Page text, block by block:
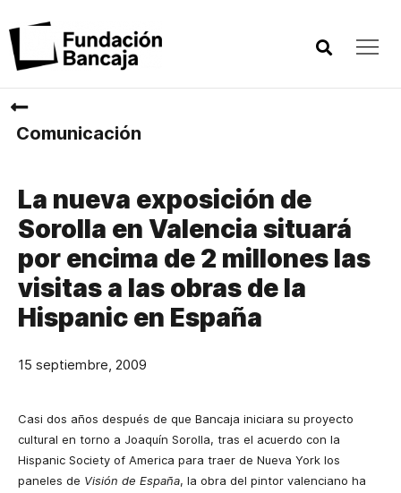
Comunicación
La nueva exposición de
Sorolla en Valencia situará
por encima de 2 millones las
visitas a las obras de la
Hispanic en España
15 septiembre, 2009
Casi dos años después de que Bancaja iniciara su proyecto
cultural en torno a Joaquín Sorolla, tras el acuerdo con la
Hispanic Society of America para traer de Nueva York los
paneles de Visión de España, la obra del pintor valenciano ha